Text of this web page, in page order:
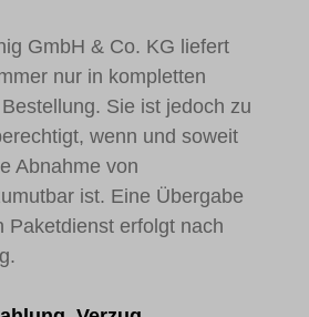
GmbH & Co. KG liefert
nur in kompletten
Sie ist jedoch zu
wenn und soweit
Abnahme von
ist. Eine Übergabe
Paketdienst erfolgt nach